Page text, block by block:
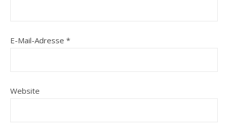
E-Mail-Adresse *
Website